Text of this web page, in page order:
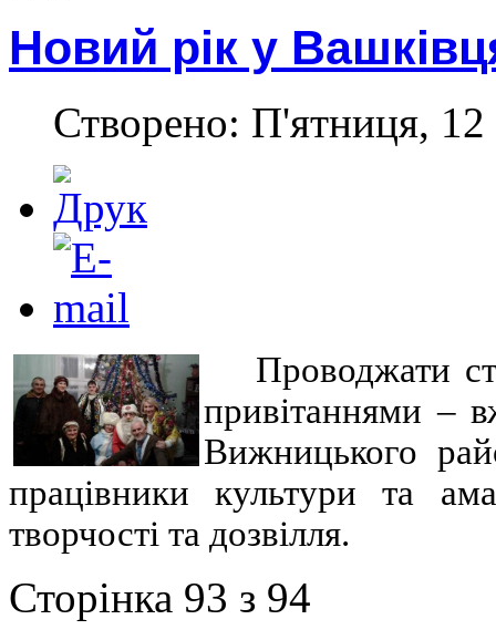
Новий рік у
Створено: П'ятниця, 12
Проводжати
привітаннями –
Вижницького
працівники культури та
творчості та дозвілля.
Сторінка 93 з 94